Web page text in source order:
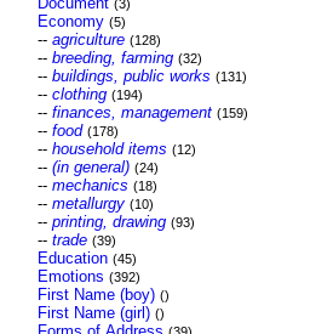
(3)
Economy (5)
-- agriculture (128)
-- breeding, farming (32)
-- buildings, public works (131)
-- clothing (194)
-- finances, management (159)
-- food (178)
-- household items (12)
-- (in general) (24)
-- mechanics (18)
-- metallurgy (10)
-- printing, drawing (93)
-- trade (39)
Education (45)
Emotions (392)
First Name (boy) ()
First Name (girl) ()